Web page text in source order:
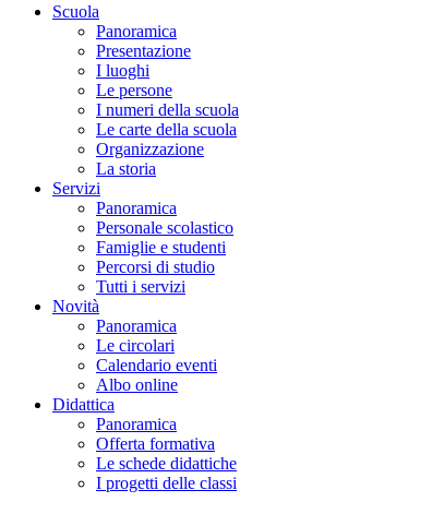
Scuola
Panoramica
Presentazione
I luoghi
Le persone
I numeri della scuola
Le carte della scuola
Organizzazione
La storia
Servizi
Panoramica
Personale scolastico
Famiglie e studenti
Percorsi di studio
Tutti i servizi
Novità
Panoramica
Le circolari
Calendario eventi
Albo online
Didattica
Panoramica
Offerta formativa
Le schede didattiche
I progetti delle classi